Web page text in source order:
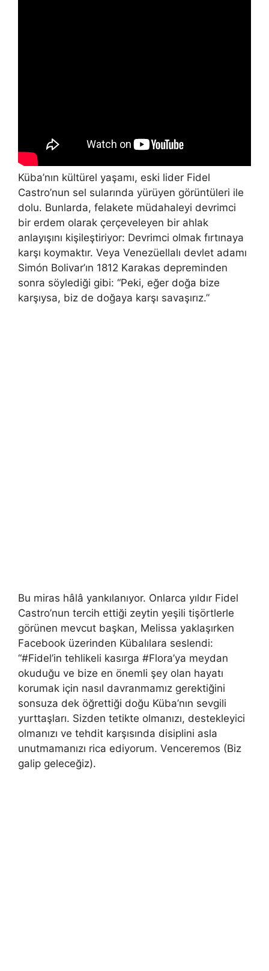
Küba’nın kültürel yaşamı, eski lider Fidel
Castro’nun sel sularında yürüyen görüntüleri ile
dolu. Bunlarda, felakete müdahaleyi devrimci
bir erdem olarak çerçeveleyen bir ahlak
anlayışını kişileştiriyor: Devrimci olmak fırtınaya
karşı koymaktır. Veya Venezüellalı devlet adamı
Simón Bolivar’ın 1812 Karakas depreminden
sonra söylediği gibi: “Peki, eğer doğa bize
karşıysa, biz de doğaya karşı savaşırız.”
Bu miras hâlâ yankılanıyor. Onlarca yıldır Fidel
Castro’nun tercih ettiği zeytin yeşili tişörtlerle
görünen mevcut başkan, Melissa yaklaşırken
Facebook üzerinden Kübalılara seslendi:
“#Fidel’in tehlikeli kasırga #Flora’ya meydan
okuduğu ve bize en önemli şey olan hayatı
korumak için nasıl davranmamız gerektiğini
sonsuza dek öğrettiği doğu Küba’nın sevgili
yurttaşları. Sizden tetikte olmanızı, destekleyici
olmanızı ve tehdit karşısında disiplini asla
unutmamanızı rica ediyorum. Venceremos (Biz
galip geleceğiz).